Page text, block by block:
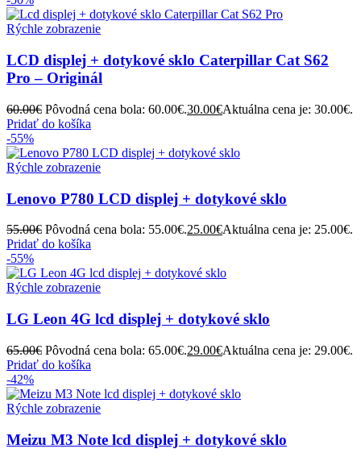
Rýchle zobrazenie
LCD displej + dotykové sklo Caterpillar Cat S62
Pro – Originál
60.00€ Pôvodná cena bola: 60.00€.30.00€Aktuálna cena je: 30.00€.
Pridať do košíka
-55%
Rýchle zobrazenie
Lenovo P780 LCD displej + dotykové sklo
55.00€ Pôvodná cena bola: 55.00€.25.00€Aktuálna cena je: 25.00€.
Pridať do košíka
-55%
Rýchle zobrazenie
LG Leon 4G lcd displej + dotykové sklo
65.00€ Pôvodná cena bola: 65.00€.29.00€Aktuálna cena je: 29.00€.
Pridať do košíka
-42%
Rýchle zobrazenie
Meizu M3 Note lcd displej + dotykové sklo